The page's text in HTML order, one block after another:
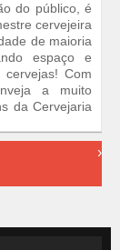
do público, é
cervejeira
de maioria
espaço e
Com
a muito
da Cervejaria
›